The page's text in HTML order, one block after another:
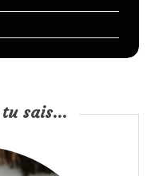
sais...